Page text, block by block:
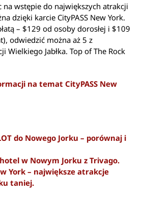
na wstępie do największych atrakcji
dzięki karcie CityPASS New York.
– $129 od osoby dorosłej i $109
odwiedzić można aż 5 z
Wielkiego Jabłka. Top of The Rock
na temat CityPASS New
do Nowego Jorku – porównaj i
w Nowym Jorku z Trivago.
York – największe atrakcje
taniej.